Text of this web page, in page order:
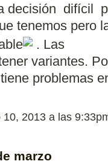
decisión difícil
tenemos pero
. Las
variantes.
problemas
10, 2013 a las
marzo